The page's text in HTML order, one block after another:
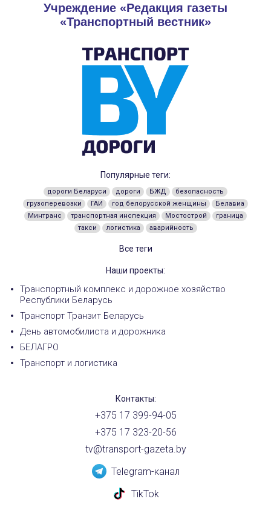
Учреждение «Редакция газеты
«Транспортный вестник»
Популярные теги:
дороги Беларуси дороги БЖД
безопасность
грузоперевозки
ГАИ год белорусской женщины
Белавиа
Минтранс
транспортная инспекция Мостострой
граница
такси
логистика аварийность
Все теги
Наши проекты:
Транспортный комплекс и дорожное хозяйство
Республики Беларусь
Транспорт Транзит Беларусь
День автомобилиста и дорожника
БЕЛАГРО
Транспорт и логистика
Контакты:
+375 17 399-94-05
+375 17 323-20-56
tv@transport-gazeta.by
Telegram-канал
TikTok